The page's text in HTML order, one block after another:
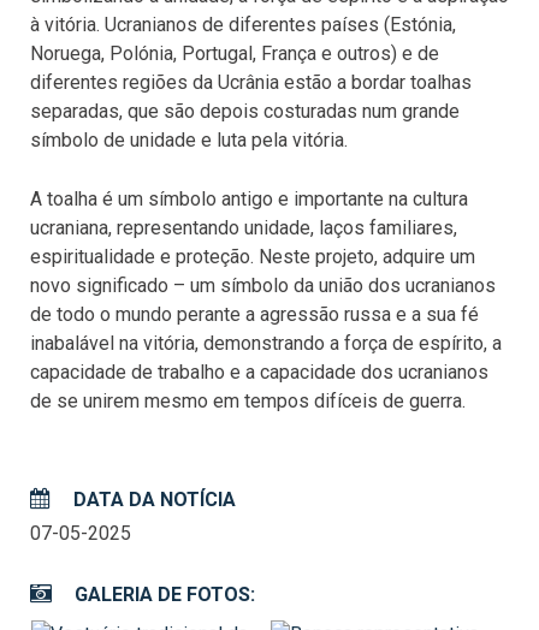
à vitória. Ucranianos de diferentes países (Estónia,
Noruega, Polónia, Portugal, França e outros) e de
diferentes regiões da Ucrânia estão a bordar toalhas
separadas, que são depois costuradas num grande
símbolo de unidade e luta pela vitória.
A toalha é um símbolo antigo e importante na cultura
ucraniana, representando unidade, laços familiares,
espiritualidade e proteção. Neste projeto, adquire um
novo significado – um símbolo da união dos ucranianos
de todo o mundo perante a agressão russa e a sua fé
inabalável na vitória, demonstrando a força de espírito, a
capacidade de trabalho e a capacidade dos ucranianos
de se unirem mesmo em tempos difíceis de guerra.
DATA DA NOTÍCIA
07-05-2025
GALERIA DE FOTOS: